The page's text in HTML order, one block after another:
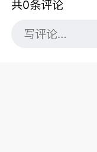
共0条评论